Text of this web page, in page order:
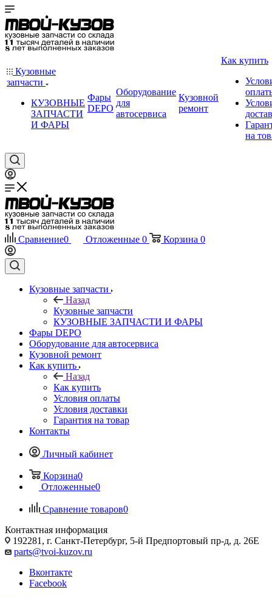
Кузовные
запчасти
КУЗОВНЫЕ
ЗАПЧАСТИ
И ФАРЫ
Фары
DEPO
Оборудование
для
автосервиса
Кузовной
ремонт
Как купить
на
Сравнение0 Отложенные 0 Корзина 0
Кузовные запчасти
Назад
Кузовные запчасти
КУЗОВНЫЕ ЗАПЧАСТИ И ФАРЫ
Фары DEPO
Оборудование для автосервиса
Кузовной ремонт
Как купить
Назад
Как купить
Условия оплаты
Условия доставки
Гарантия на товар
Контакты
Личный кабинет
Корзина0
Отложенные0
Сравнение товаров0
Контактная информация
192281, г. Санкт-Петербург, 5-й Предпортовый пр-д, д. 26Е
parts@tvoi-kuzov.ru
Вконтакте
Facebook